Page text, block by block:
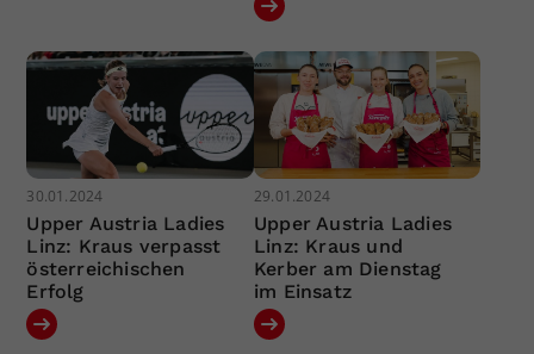
30.01.2024
Upper Austria Ladies
Linz: Kraus verpasst
österreichischen
Erfolg
29.01.2024
Upper Austria Ladies
Linz: Kraus und
Kerber am Dienstag
im Einsatz